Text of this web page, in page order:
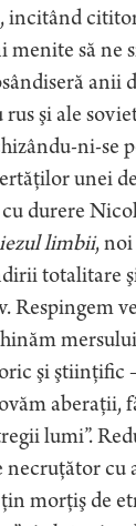
incitând
să ne
anii
şi ale
ni-se
unei
durere
limbii,
totalitare
Respingem
şi ştiinţific
aberaţii,
lumi”.
necruţător cu
morţiş de